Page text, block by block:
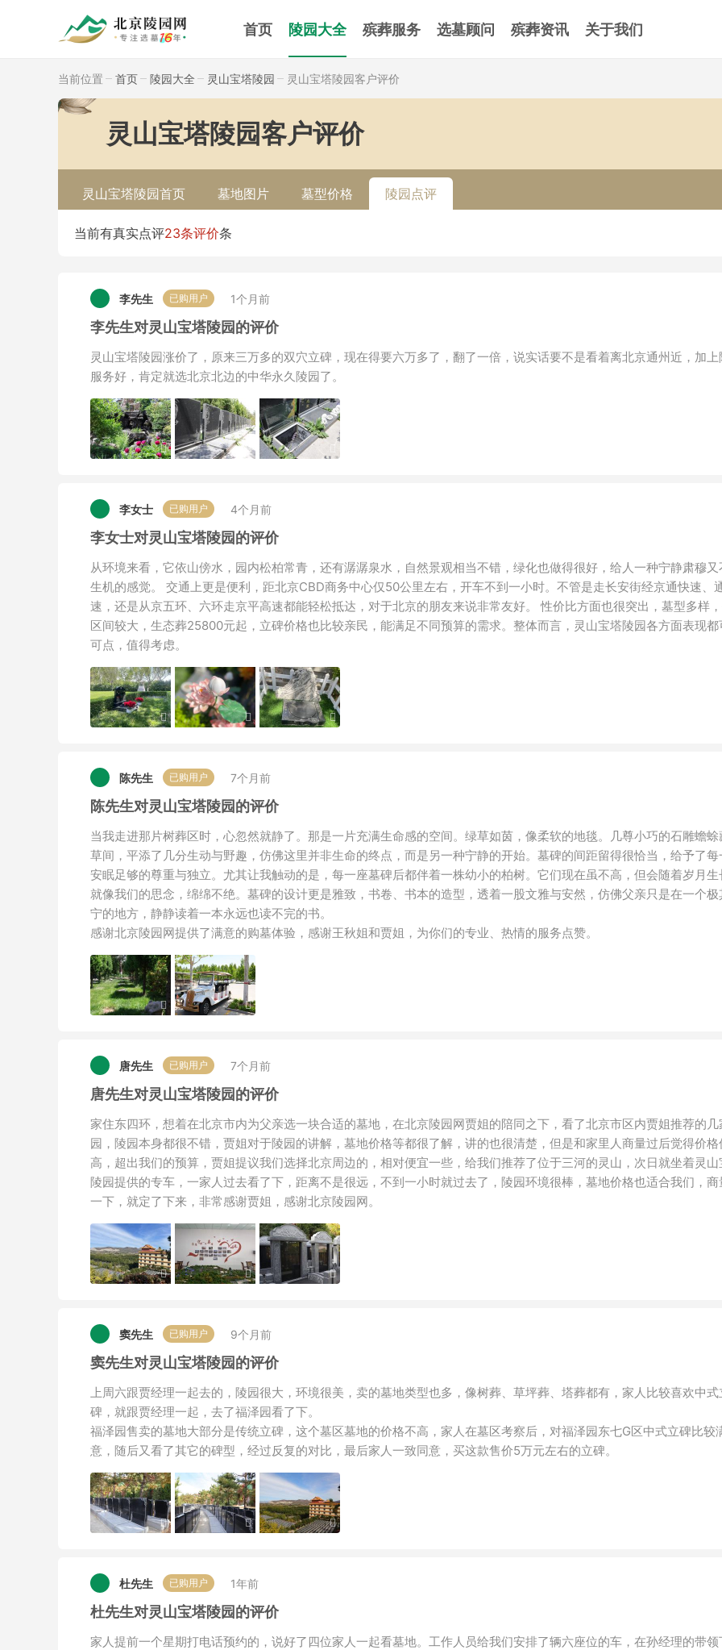
首页 陵园大全 殡葬服务 选墓顾问 殡葬资讯 关于我们
当前位置 首页 陵园大全 灵山宝塔陵园 灵山宝塔陵园客户评价
灵山宝塔陵园客户评价
灵山宝塔陵园首页 墓地图片 墓型价格 陵园点评
当前有真实点评23条评价条
李先生 已购用户 1个月前
李先生对灵山宝塔陵园的评价
灵山宝塔陵园涨价了，原来三万多的双穴立碑，现在得要六万多了，翻了一倍，说实话要不是看着离北京通州近，加上
服务好，肯定就选北京北边的中华永久陵园了。
李女士 已购用户 4个月前
李女士对灵山宝塔陵园的评价
从环境来看，它依山傍水，园内松柏常青，还有潺潺泉水，自然景观相当不错，绿化也做得很好，给人一种宁静肃穆又
生机的感觉。 交通上更是便利，距北京CBD商务中心仅50公里左右，开车不到一小时。不管是走长安街经京通快速、
速，还是从京五环、六环走京平高速都能轻松抵达，对于北京的朋友来说非常友好。 性价比方面也很突出，墓型多样
区间较大，生态葬25800元起，立碑价格也比较亲民，能满足不同预算的需求。整体而言，灵山宝塔陵园各方面表现都
可点，值得考虑。
陈先生 已购用户 7个月前
陈先生对灵山宝塔陵园的评价
当我走进那片树葬区时，心忽然就静了。那是一片充满生命感的空间。绿草如茵，像柔软的地毯。几尊小巧的石雕蟾蜍
草间，平添了几分生动与野趣，仿佛这里并非生命的终点，而是另一种宁静的开始。墓碑的间距留得很恰当，给予了每
安眠足够的尊重与独立。尤其让我触动的是，每一座墓碑后都伴着一株幼小的柏树。它们现在虽不高，但会随着岁月生
就像我们的思念，绵绵不绝。墓碑的设计更是雅致，书卷、书本的造型，透着一股文雅与安然，仿佛父亲只是在一个极
宁的地方，静静读着一本永远也读不完的书。
感谢北京陵园网提供了满意的购墓体验，感谢王秋姐和贾姐，为你们的专业、热情的服务点赞。
唐先生 已购用户 7个月前
唐先生对灵山宝塔陵园的评价
家住东四环，想着在北京市内为父亲选一块合适的墓地，在北京陵园网贾姐的陪同之下，看了北京市区内贾姐推荐的几
园，陵园本身都很不错，贾姐对于陵园的讲解，墓地价格等都很了解，讲的也很清楚，但是和家里人商量过后觉得价格
高，超出我们的预算，贾姐提议我们选择北京周边的，相对便宜一些，给我们推荐了位于三河的灵山，次日就坐着灵山
陵园提供的专车，一家人过去看了下，距离不是很远，不到一小时就过去了，陵园环境很棒，墓地价格也适合我们，商
一下，就定了下来，非常感谢贾姐，感谢北京陵园网。
窦先生 已购用户 9个月前
窦先生对灵山宝塔陵园的评价
上周六跟贾经理一起去的，陵园很大，环境很美，卖的墓地类型也多，像树葬、草坪葬、塔葬都有，家人比较喜欢中式
碑，就跟贾经理一起，去了福泽园看了下。
福泽园售卖的墓地大部分是传统立碑，这个墓区墓地的价格不高，家人在墓区考察后，对福泽园东七G区中式立碑比较
意，随后又看了其它的碑型，经过反复的对比，最后家人一致同意，买这款售价5万元左右的立碑。
杜先生 已购用户 1年前
杜先生对灵山宝塔陵园的评价
家人提前一个星期打电话预约的，说好了四位家人一起看墓地。工作人员给我们安排了辆六座位的车，在孙经理的带领